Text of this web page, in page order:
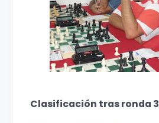
Clasificación tras ronda 3